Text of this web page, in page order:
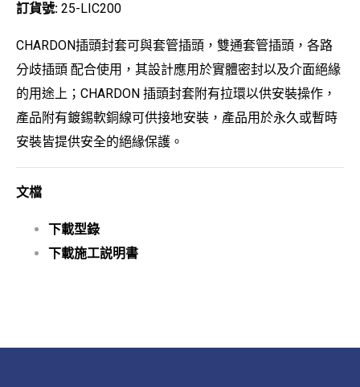
訂貨號: 25-LIC200
CHARDON插頭封套可與套管插頭，雙通套管插頭，各路
分歧插頭 配合使用，其設計應用於實體密封以及介面絕緣
的用途上；CHARDON 插頭封套附有拉環以供安裝操作，
產品附有鍍錫軟銅線可供接地安裝，產品用於永久或暫時
安裝皆提供安全的絕緣保護。
文檔
下載型錄
下載施工説明書